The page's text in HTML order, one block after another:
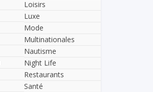
Loisirs
Luxe
Mode
Multinationales
Nautisme
Night Life
Restaurants
Santé